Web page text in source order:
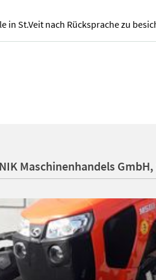
in St.Veit nach Rücksprache zu
Ausstattung: - Klimaanlage - 4
Maschinenhandels